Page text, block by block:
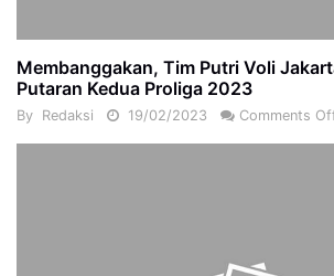
Membanggakan, Tim Putri Voli
Putaran Kedua Proliga 2023
By Redaksi 19/02/2023 Comments